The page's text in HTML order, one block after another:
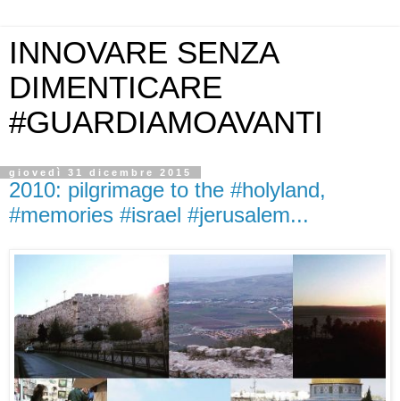
INNOVARE SENZA
DIMENTICARE
#GUARDIAMOAVANTI
giovedì 31 dicembre 2015
2010: pilgrimage to the #holyland,
#memories #israel #jerusalem...